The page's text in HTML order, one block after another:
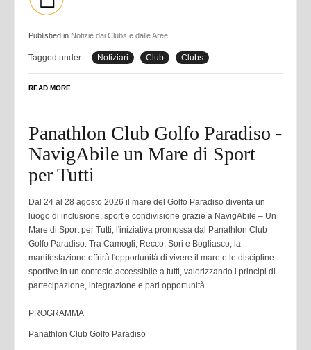
Published in Notizie dai Clubs e dalle Aree
Tagged under Notiziari Club Clubs
READ MORE...
Panathlon Club Golfo Paradiso -
NavigAbile un Mare di Sport
per Tutti
Dal 24 al 28 agosto 2026 il mare del Golfo Paradiso diventa un
luogo di inclusione, sport e condivisione grazie a NavigAbile – Un
Mare di Sport per Tutti, l'iniziativa promossa dal Panathlon Club
Golfo Paradiso. Tra Camogli, Recco, Sori e Bogliasco, la
manifestazione offrirà l'opportunità di vivere il mare e le discipline
sportive in un contesto accessibile a tutti, valorizzando i principi di
partecipazione, integrazione e pari opportunità.
PROGRAMMA
Panathlon Club Golfo Paradiso